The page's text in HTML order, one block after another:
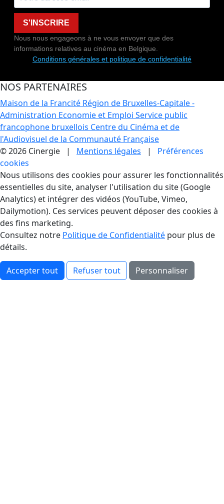
S'INSCRIRE
Nous nous engageons à ne vous envoyer que des
informations relatives au cinéma en Belgique.
Conditions générales et politique de confidentialité
NOS PARTENAIRES
Maison de la Francité Région de Bruxelles-Capitale -
Administration Economie et Emploi Service public
francophone bruxellois Centre du Cinéma et de
l'Audiovisuel de la Communauté Française
© 2026 Cinergie | Mentions légales | Préférences
cookies
Gestion des Cookies
Nous utilisons des cookies pour assurer les fonctionnalités
essentielles du site, analyser l'utilisation du site (Google
Analytics) et intégrer des vidéos (YouTube, Vimeo,
Dailymotion). Ces services peuvent déposer des cookies à
des fins marketing.
Consultez notre Politique de Confidentialité pour plus de
détails.
Accepter tout Refuser tout Personnaliser